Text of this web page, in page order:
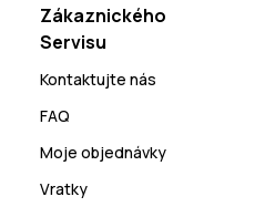
Zákaznického
Servisu
Kontaktujte nás
FAQ
Moje objednávky
Vratky